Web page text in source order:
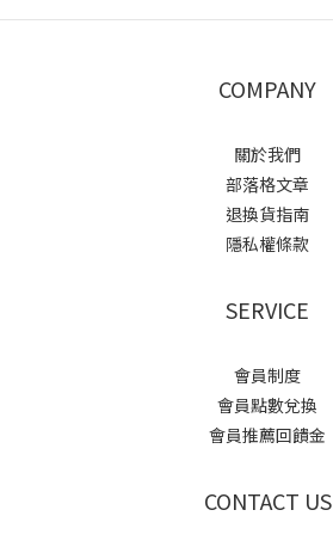
COMPANY
關於我們
部落格文章
退換貨指南
隱私權條款
SERVICE
會員制度
會員點數兌換
會員推薦回饋金
CONTACT US